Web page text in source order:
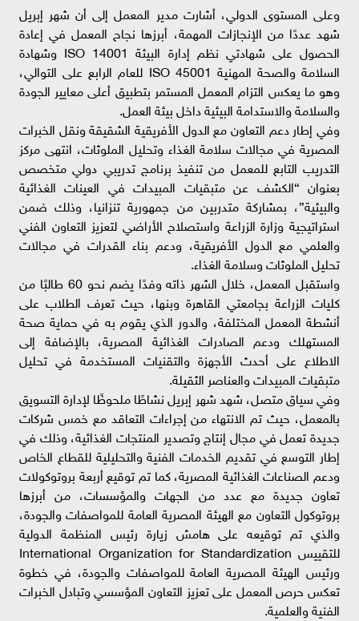
وعلى المستوى الدولي، أشارت مدير المعمل إلى أن شهر إبريل
شهد عددًا من الإنجازات المهمة، أبرزها نجاح المعمل في إعادة
الحصول على شهادتي نظم إدارة البيئة ISO 14001 وشهادة
السلامة والصحة المهنية ISO 45001 للعام الرابع على التوالي،
وهو ما يعكس التزام المعمل المستمر بتطبيق أعلى معايير الجودة
والسلامة والاستدامة البيئية داخل بيئة العمل.
وفي إطار دعم التعاون مع الدول الأفريقية الشقيقة ونقل الخبرات
المصرية في مجالات سلامة الغذاء وتحليل الملوثات، انتهى مركز
التدريب التابع للمعمل من تنفيذ برنامج تدريبي دولي متخصص
بعنوان “الكشف عن متبقيات المبيدات في العينات الغذائية
والبيئية”، بمشاركة متدربين من جمهورية تنزانيا، وذلك ضمن
استراتيجية وزارة الزراعة واستصلاح الأراضي لتعزيز التعاون الفني
والعلمي مع الدول الأفريقية، ودعم بناء القدرات في مجالات
تحليل الملوثات وسلامة الغذاء.
واستقبل المعمل، خلال الشهر ذاته وفدًا يضم نحو 60 طالبًا من
كليات الزراعة بجامعتي القاهرة وبنها، حيث تعرف الطلاب على
أنشطة المعمل المختلفة، والدور الذي يقوم به في حماية صحة
المستهلك ودعم الصادرات الغذائية المصرية، بالإضافة إلى
الاطلاع على أحدث الأجهزة والتقنيات المستخدمة في تحليل
متبقيات المبيدات والعناصر الثقيلة.
وفي سياق متصل، شهد شهر إبريل نشاطًا ملحوظًا لإدارة التسويق
بالمعمل، حيث تم الانتهاء من إجراءات التعاقد مع خمس شركات
جديدة تعمل في مجال إنتاج وتصدير المنتجات الغذائية، وذلك في
إطار التوسع في تقديم الخدمات الفنية والتحليلية للقطاع الخاص
ودعم الصناعات الغذائية المصرية، كما تم توقيع أربعة بروتوكولات
تعاون جديدة مع عدد من الجهات والمؤسسات، من أبرزها
بروتوكول التعاون مع الهيئة المصرية العامة للمواصفات والجودة،
والذي تم توقيعه على هامش زيارة رئيس المنظمة الدولية
للتقييس International Organization for Standardization
ورئيس الهيئة المصرية العامة للمواصفات والجودة، في خطوة
تعكس حرص المعمل على تعزيز التعاون المؤسسي وتبادل الخبرات
الفنية والعلمية.